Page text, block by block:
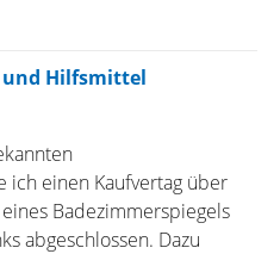
Hilfsmittel
ich einen Kaufvertag über
Badezimmerspiegels
abgeschlossen. Dazu